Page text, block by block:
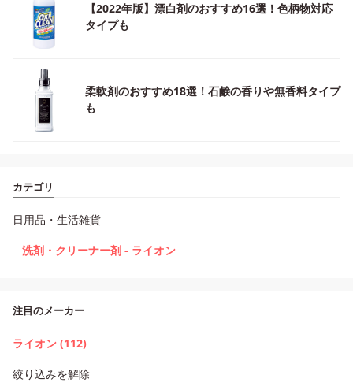
【2022年版】漂白剤のおすすめ16選！色柄物対応
タイプも
柔軟剤のおすすめ18選！石鹸の香りや無香料タイプ
も
カテゴリ
日用品・生活雑貨
洗剤・クリーナー剤 - ライオン
注目のメーカー
ライオン (112)
絞り込みを解除